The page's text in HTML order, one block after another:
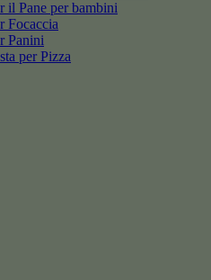
il Pane per bambini
Focaccia
Panini
per Pizza